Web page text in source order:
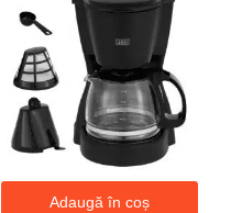
Adaugă în coș